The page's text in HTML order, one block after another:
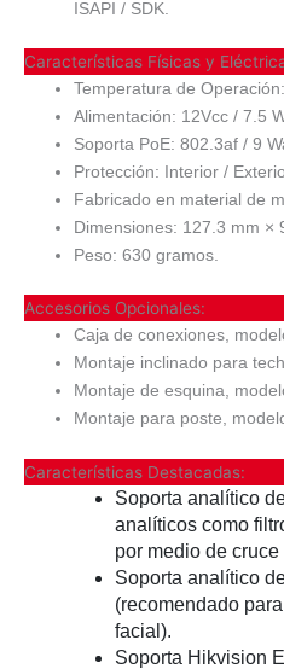
ISAPI / SDK.
Características Físicas y
Temperatura de
Alimentación: 12Vcc / 7.5
Soporta PoE: 802.3af / 9
Protección: Interior /
Fabricado en material de
Dimensiones: 127.3 mm ×
Peso: 630 gramos.
Accesorios Opcionales:
Caja de conexiones,
Montaje inclinado para
Montaje de esquina,
Montaje para poste,
Características Destacadas:
Soporta analítico
analíticos como
por medio de
Soporta analítico
(recomendado
facial).
Soporta Hikvision